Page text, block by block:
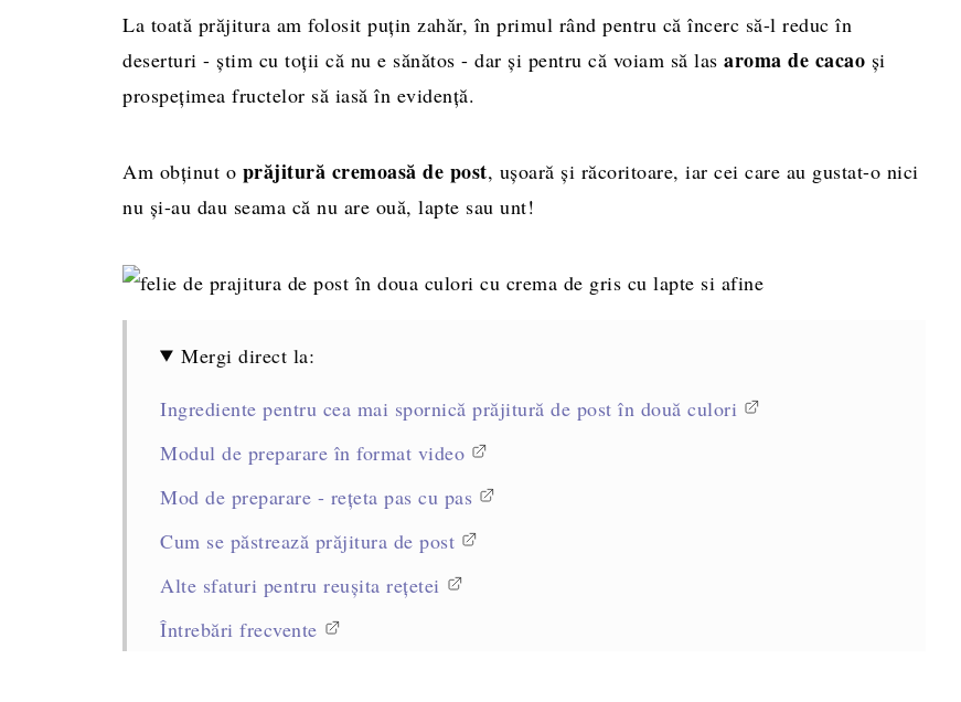
La toată prăjitura am folosit puțin zahăr, în primul rând pentru că încerc să-l reduc în
deserturi - știm cu toții că nu e sănătos - dar și pentru că voiam să las aroma de cacao și
prospețimea fructelor să iasă în evidență.
Am obținut o prăjitură cremoasă de post, ușoară și răcoritoare, iar cei care au gustat-o nici
nu și-au dau seama că nu are ouă, lapte sau unt!
Mergi direct la:
Ingrediente pentru cea mai spornică prăjitură de post în două culori
Modul de preparare în format video
Mod de preparare - rețeta pas cu pas
Cum se păstrează prăjitura de post
Alte sfaturi pentru reușita rețetei
Întrebări frecvente